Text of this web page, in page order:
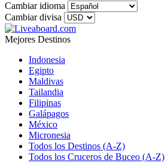
Cambiar idioma
Cambiar divisa
Mejores Destinos
Indonesia
Egipto
Maldivas
Tailandia
Filipinas
Galápagos
México
Micronesia
Todos los Destinos (A-Z)
Todos los Cruceros de Buceo (A-Z)